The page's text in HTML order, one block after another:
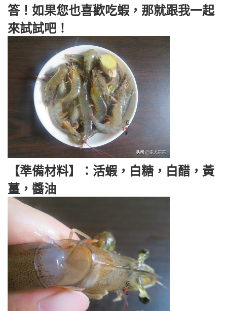
答！如果您也喜歡吃蝦，那就跟我一起
來試試吧！
【準備材料】：活蝦，白糖，白醋，黃
薑，醬油